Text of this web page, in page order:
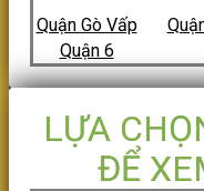
Quận Gò Vấp
Quận 6
LỰA
ĐỂ